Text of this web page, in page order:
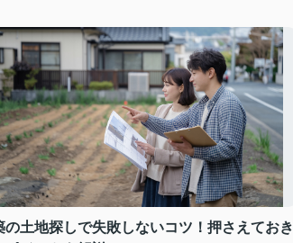
の土地探しで失敗しないコツ！押さえておき